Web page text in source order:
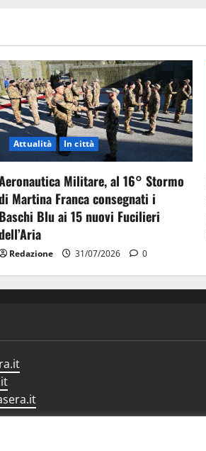
Attualità In città
Militare, al 16° Stormo
Martina Franca consegnati i
Baschi Blu ai 15 nuovi Fucilieri
Redazione 31/07/2026 0